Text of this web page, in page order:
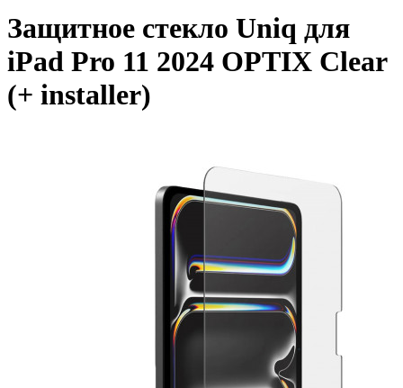
Защитное стекло Uniq для
iPad Pro 11 2024 OPTIX Clear
(+ installer)